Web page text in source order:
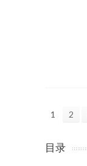
1 2
目录